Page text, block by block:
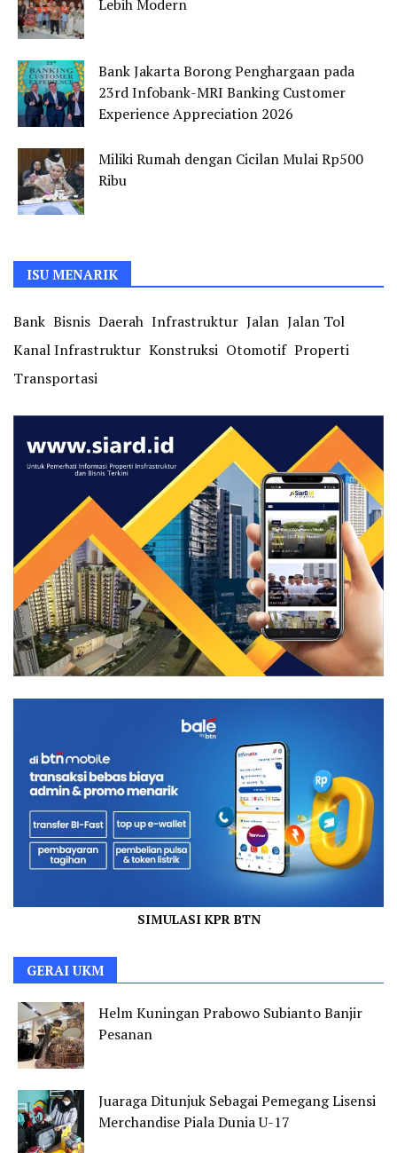
Lebih Modern
Bank Jakarta Borong Penghargaan pada
23rd Infobank-MRI Banking Customer
Experience Appreciation 2026
Miliki Rumah dengan Cicilan Mulai Rp500
Ribu
ISU MENARIK
Bank Bisnis Daerah Infrastruktur Jalan Jalan Tol
Kanal Infrastruktur Konstruksi Otomotif Properti
Transportasi
SIMULASI KPR BTN
GERAI UKM
Helm Kuningan Prabowo Subianto Banjir
Pesanan
Juaraga Ditunjuk Sebagai Pemegang Lisensi
Merchandise Piala Dunia U-17